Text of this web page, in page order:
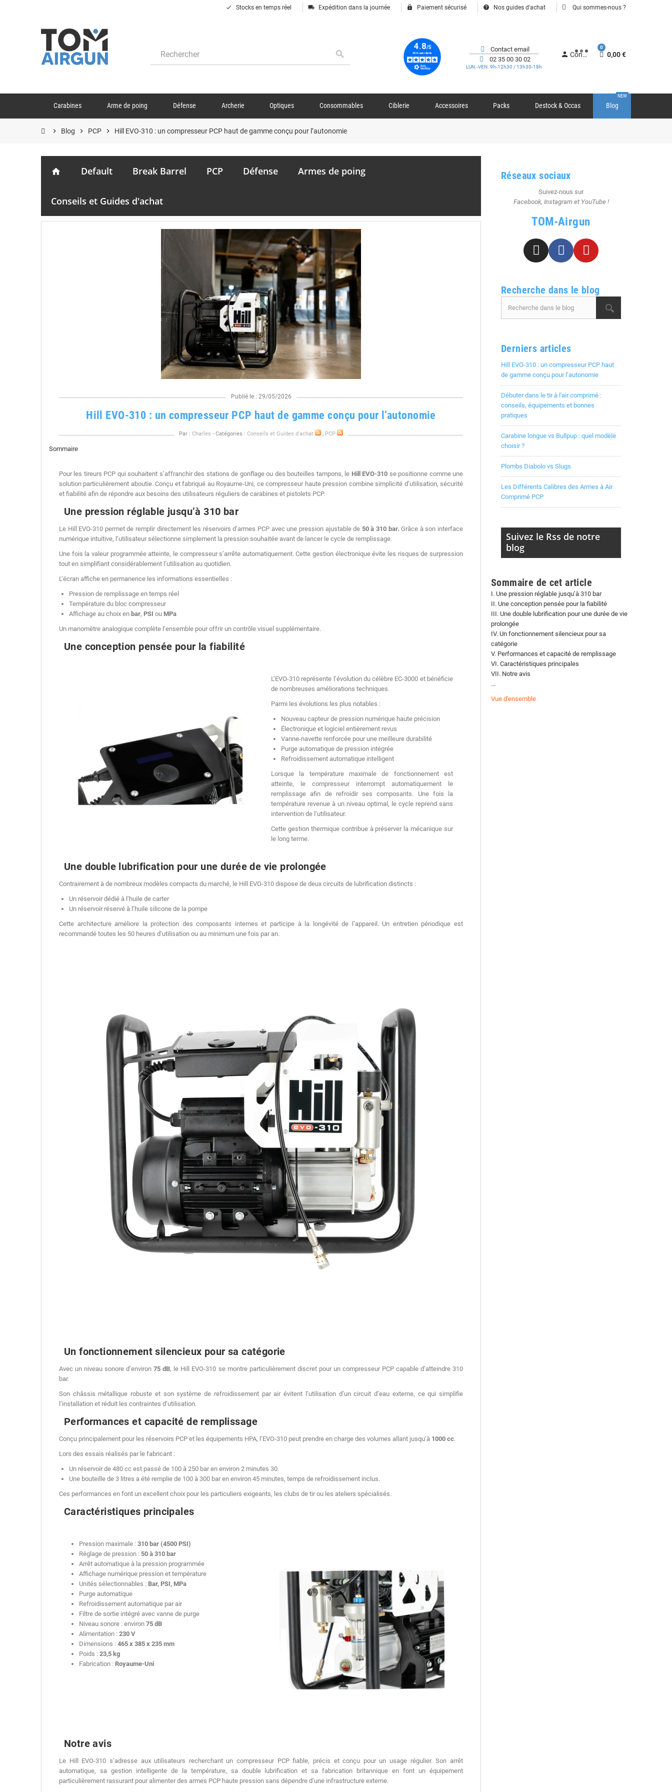
done Stocks en temps réel local_shipping Expédition dans la journée lock Paiement sécurisé help Nos guides d'achat Qui sommes-nous ?
search
Contact email
02 35 00 30 02
LUN.-VEN. 9h-12h30 / 13h30-18h
person Connexion
0
0,00 €
Carabines Arme de poing Défense Archerie Optiques Consommables Ciblerie Accessoires Packs Destock & Occas Blog
NEW
chevron_right Blog chevron_right PCP chevron_right Hill EVO-310 : un compresseur PCP haut de gamme conçu pour l’autonomie
home Default Break Barrel PCP Défense Armes de poing
Conseils et Guides d'achat
Publié le : 29/05/2026
Hill EVO-310 : un compresseur PCP haut de gamme conçu pour l’autonomie
Par : Charles - Catégories : Conseils et Guides d'achat , PCP
Sommaire
Pour les tireurs PCP qui souhaitent s’affranchir des stations de gonflage ou des bouteilles tampons, le Hill EVO-310 se positionne comme une
solution particulièrement aboutie. Conçu et fabriqué au Royaume-Uni, ce compresseur haute pression combine simplicité d’utilisation, sécurité
et fiabilité afin de répondre aux besoins des utilisateurs réguliers de carabines et pistolets PCP.
Une pression réglable jusqu’à 310 bar
Le Hill EVO-310 permet de remplir directement les réservoirs d’armes PCP avec une pression ajustable de 50 à 310 bar. Grâce à son interface
numérique intuitive, l’utilisateur sélectionne simplement la pression souhaitée avant de lancer le cycle de remplissage.
Une fois la valeur programmée atteinte, le compresseur s’arrête automatiquement. Cette gestion électronique évite les risques de surpression
tout en simplifiant considérablement l’utilisation au quotidien.
L’écran affiche en permanence les informations essentielles :
Pression de remplissage en temps réel
Température du bloc compresseur
Affichage au choix en bar, PSI ou MPa
Un manomètre analogique complète l’ensemble pour offrir un contrôle visuel supplémentaire.
Une conception pensée pour la fiabilité
L’EVO-310 représente l’évolution du célèbre EC-3000 et bénéficie
de nombreuses améliorations techniques.
Parmi les évolutions les plus notables :
Nouveau capteur de pression numérique haute précision
Électronique et logiciel entièrement revus
Vanne-navette renforcée pour une meilleure durabilité
Purge automatique de pression intégrée
Refroidissement automatique intelligent
Lorsque la température maximale de fonctionnement est
atteinte, le compresseur interrompt automatiquement le
remplissage afin de refroidir ses composants. Une fois la
température revenue à un niveau optimal, le cycle reprend sans
intervention de l’utilisateur.
Cette gestion thermique contribue à préserver la mécanique sur
le long terme.
Une double lubrification pour une durée de vie prolongée
Contrairement à de nombreux modèles compacts du marché, le Hill EVO-310 dispose de deux circuits de lubrification distincts :
Un réservoir dédié à l’huile de carter
Un réservoir réservé à l’huile silicone de la pompe
Cette architecture améliore la protection des composants internes et participe à la longévité de l’appareil. Un entretien périodique est
recommandé toutes les 50 heures d’utilisation ou au minimum une fois par an.
Un fonctionnement silencieux pour sa catégorie
Avec un niveau sonore d’environ75 dB, le Hill EVO-310 se montre particulièrement discret pour un compresseur PCP capable d’atteindre 310
bar.
Son châssis métallique robuste et son système de refroidissement par air évitent l’utilisation d’un circuit d’eau externe, ce qui simplifie
l’installation et réduit les contraintes d’utilisation.
Performances et capacité de remplissage
Conçu principalement pour les réservoirs PCP et les équipements HPA, l’EVO-310 peut prendre en charge des volumes allant jusqu’à 1000 cc.
Lors des essais réalisés par le fabricant :
Un réservoir de 480 cc est passé de 100 à 250 bar en environ 2 minutes 30.
Une bouteille de 3 litres a été remplie de 100 à 300 bar en environ 45 minutes, temps de refroidissement inclus.
Ces performances en font un excellent choix pour les particuliers exigeants, les clubs de tir ou les ateliers spécialisés.
Caractéristiques principales
Pression maximale : 310 bar (4500 PSI)
Réglage de pression : 50 à 310 bar
Arrêt automatique à la pression programmée
Affichage numérique pression et température
Unités sélectionnables : Bar, PSI, MPa
Purge automatique
Refroidissement automatique par air
Filtre de sortie intégré avec vanne de purge
Niveau sonore : environ 75 dB
Alimentation : 230 V
Dimensions : 465 x 385 x 235 mm
Poids : 23,5 kg
Fabrication : Royaume-Uni
Notre avis
Le Hill EVO-310 s’adresse aux utilisateurs recherchant un compresseur PCP fiable, précis et conçu pour un usage régulier. Son arrêt
automatique, sa gestion intelligente de la température, sa double lubrification et sa fabrication britannique en font un équipement
particulièrement rassurant pour alimenter des armes PCP haute pression sans dépendre d’une infrastructure externe.
Réseaux sociaux
Suivez-nous sur
Facebook, Instagram et YouTube !
TOM-Airgun
Recherche dans le blog
Derniers articles
Hill EVO-310 : un compresseur PCP haut
de gamme conçu pour l’autonomie
Débuter dans le tir à l'air comprimé :
conseils, équipements et bonnes
pratiques
Carabine longue vs Bullpup : quel modèle
choisir ?
Plombs Diabolo vs Slugs
Les Différents Calibres des Armes à Air
Comprimé PCP
Suivez le Rss de notre
blog
Sommaire de cet article
I. Une pression réglable jusqu’à 310 bar
II. Une conception pensée pour la fiabilité
III. Une double lubrification pour une durée de vie
prolongée
IV. Un fonctionnement silencieux pour sa
catégorie
V. Performances et capacité de remplissage
VI. Caractéristiques principales
VII. Notre avis
...
Vue d'ensemble